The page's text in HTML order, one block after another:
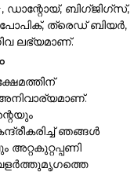
ഡാന്റോയ്, ബിഗ്ജിഗ്സ്,
പോപിക്, ത്രെഡ് ബിയർ,
ലഭ്യമാണ്.
ഞങ്ങൾ